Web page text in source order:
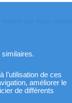
l’utilisation de ces
améliorer le
de différents
sur deux